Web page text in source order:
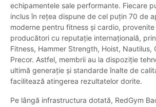
echipamentele sale performante. Fiecare
inclus în rețea dispune de cel puțin 70 de
moderne pentru fitness și cardio, provenite
producători cu reputație internațională,
Fitness, Hammer Strength, Hoist, Nautilus,
Precor. Astfel, membrii au la dispoziție
ultimă generație și standarde înalte de
facilitează atingerea rezultatelor dorite.
Pe lângă infrastructura dotată, RedGym